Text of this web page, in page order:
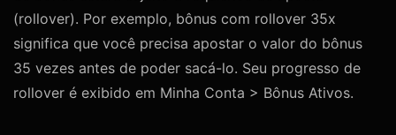
(rollover). Por exemplo, bônus com rollover 35x
significa que você precisa apostar o valor do bônus
35 vezes antes de poder sacá-lo. Seu progresso de
rollover é exibido em Minha Conta > Bônus Ativos.